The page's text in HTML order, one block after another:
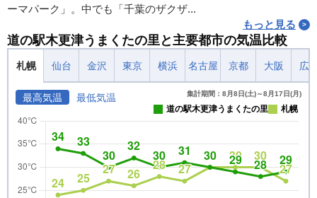
ーマパーク」。中でも「千葉のザクザ...
もっと見る
道の駅木更津うまくたの里と主要都市の気温比較
札幌 仙台 金沢 東京 横浜 名古屋 京都 大阪 広
最高気温 最低気温 集計期間：8月8日(土)～8月17日(月)
道の駅木更津うまくたの里 札幌